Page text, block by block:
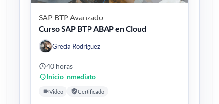
SAP BTPAvanzado
Curso SAP BTP ABAP en Cloud
Grecia Rodríguez
40 horas
Inicio inmediato
Video Certificado